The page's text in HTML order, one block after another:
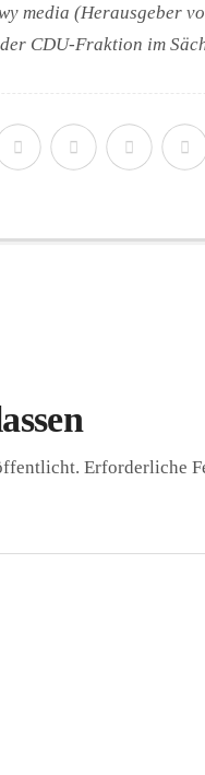
media (Herausgeber
CDU-Fraktion im
Erforderliche